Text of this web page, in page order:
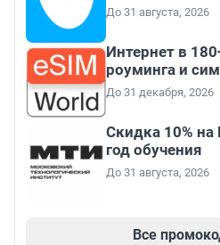
До 31 августа, 2026
Интернет в
роуминга и
До 31 декабря, 2026
Скидка 10%
год обучения
До 31 августа, 2026
Все